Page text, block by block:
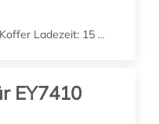
Ladezeit: 15 ...
EY7410